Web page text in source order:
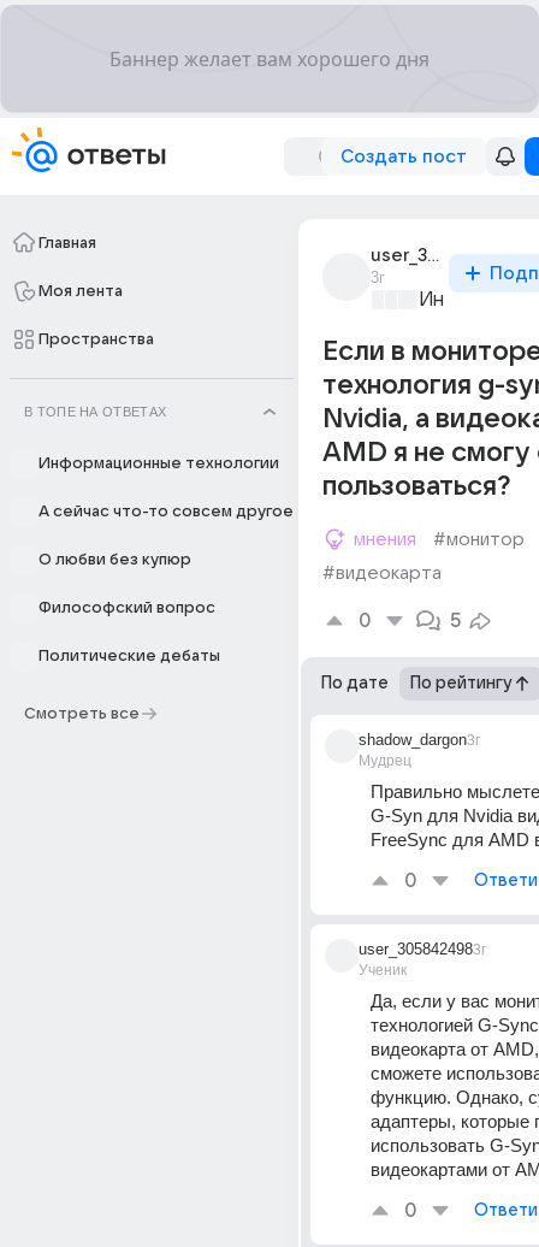
Создать пост
Главная
Моя лента
Пространства
В ТОПЕ НА ОТВЕТАХ
Информационные технологии
А сейчас что-то совсем другое
О любви без купюр
Философский вопрос
Политические дебаты
Смотреть все
user_305832404
3г
Если в
технология g-
Nvidia, а
AMD я не смогу
пользоваться?
мнения
#монитор
#видеокарта
0 5
По дате По рейтингу
shadow_dargon
Мудрец
3г
Правильно
G-Syn для Nvidia
FreeSync для AMD
0
user_305842498
Ученик
3г
Да, если у вас
технологией G-
видеокарта от
сможете
функцию. Однако,
адаптеры, которые
использовать G-
видеокартами от
0